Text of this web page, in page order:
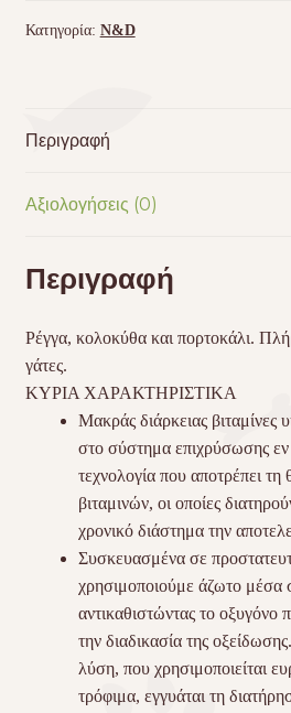
Orange
Κατηγορία: N&D
Περιγραφή
Αξιολογήσεις (0)
Περιγραφή
Ρέγγα, κολοκύθα και πορτοκάλι.
γάτες.
ΚΥΡΙΑ ΧΑΡΑΚΤΗΡΙΣΤΙΚΑ
Μακράς διάρκειας βιταμίνες
στο σύστημα επιχρύσωσης
τεχνολογία που αποτρέπει
βιταμινών, οι οποίες
χρονικό διάστημα την
Συσκευασμένα σε
χρησιμοποιούμε άζωτο μέσα
αντικαθιστώντας το οξυγόνο
την διαδικασία της
λύση, που χρησιμοποιείται
τρόφιμα, εγγυάται τη